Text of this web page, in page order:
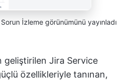
İzleme görünümünü yayınladı
geliştirilen Jira Service
özellikleriyle tanınan,